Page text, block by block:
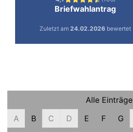
Filter und SucheAlle Einträge
A
B C D E F G